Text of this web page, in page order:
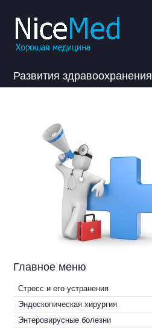
Развития здравоохранения
Главное меню
Стресс и его устранения
Эндоскопическая хирургия
Энтеровирусные болезни